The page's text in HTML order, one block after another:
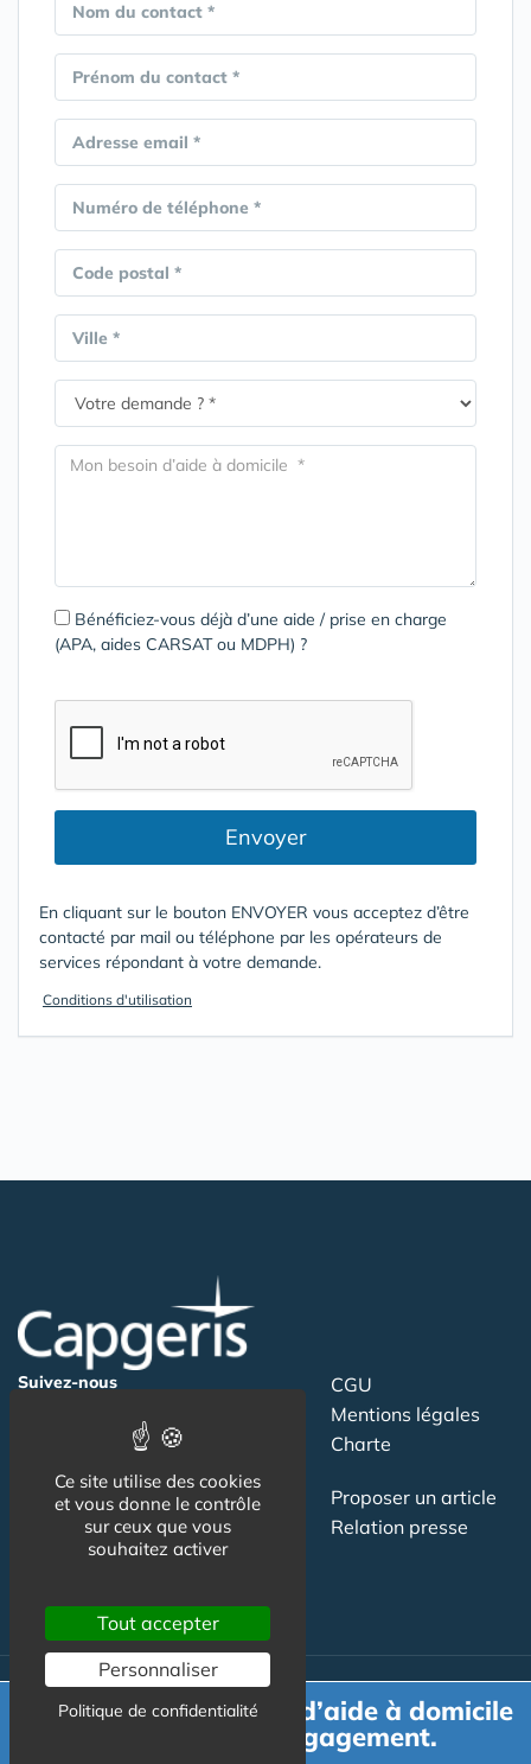
Nom du contact *
Prénom du contact *
Adresse email *
Numéro de téléphone *
Code postal *
Ville *
Bénéficiez-vous déjà d’une aide / prise en charge
(APA, aides CARSAT ou MDPH) ?
Envoyer
En cliquant sur le bouton ENVOYER vous acceptez d’être
contacté par mail ou téléphone par les opérateurs de
services répondant à votre demande.
Conditions d'utilisation
Suivez-nous
CGU
Mentions légales
Charte
Contact
Newsletter
Publicité
Proposer un article
Relation presse
ActualitéDemande de devis d’aide à domicile
gratuit et sans engagement.
Ce site utilise des cookies
et vous donne le contrôle
sur ceux que vous
souhaitez activer
Tout accepter
Personnaliser
Politique de confidentialité